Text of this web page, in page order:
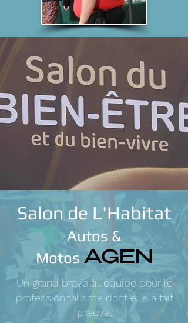
Salon de L'Habitat
Autos &
Motos AGEN
Un grand bravo à l'équipe pour le
professionnalisme dont elle a fait
preuve.